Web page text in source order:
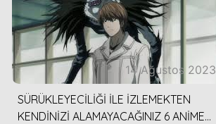
14 Ağustos 2023
SÜRÜKLEYECİLİĞİ İLE İZLEMEKTEN
KENDİNİZİ ALAMAYACAĞINIZ 6 ANİME